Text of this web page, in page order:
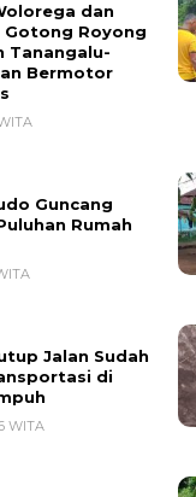
dan
Gotong Royong
Tanangalu-
Bermotor
Guncang
Rumah
Jalan Sudah
di
WITA